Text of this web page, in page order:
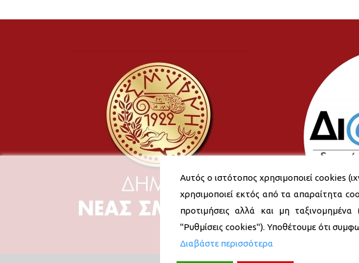
Αυτός ο ιστότοπος χρησιμοποιεί cookies
χρησιμοποιεί εκτός από τα απαραίτητα
προτιμήσεις αλλά και μη
"Ρυθμίσεις cookies"). Υποθέτουμε ότι
Διαβάστε περισσότερα